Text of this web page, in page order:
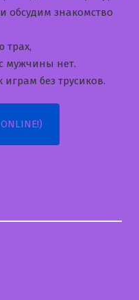
обсудим знакомство
трах,
мужчины нет.
без трусиков.